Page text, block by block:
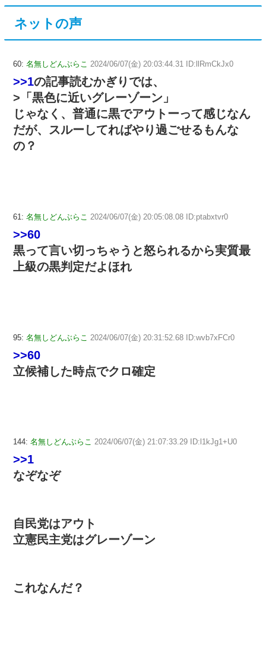
ネットの声
60: 名無しどんぶらこ 2024/06/07(金) 20:03:44.31 ID:llRmCkJx0
>>1の記事読むかぎりでは、
>「黒色に近いグレーゾーン」
じゃなく、普通に黒でアウトーって感じなん
だが、スルーしてればやり過ごせるもんな
の？
61: 名無しどんぶらこ 2024/06/07(金) 20:05:08.08 ID:ptabxtvr0
>>60
黒って言い切っちゃうと怒られるから実質最
上級の黒判定だよほれ
95: 名無しどんぶらこ 2024/06/07(金) 20:31:52.68 ID:wvb7xFCr0
>>60
立候補した時点でクロ確定
144: 名無しどんぶらこ 2024/06/07(金) 21:07:33.29 ID:l1kJg1+U0
>>1
なぞなぞ
自民党はアウト
立憲民主党はグレーゾーン
これなんだ？